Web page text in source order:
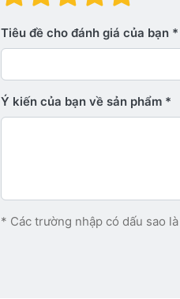
Tiêu đề cho đánh giá của bạn
Ý kiến ​​của bạn về sản phẩm
* Các trường nhập có dấu sao